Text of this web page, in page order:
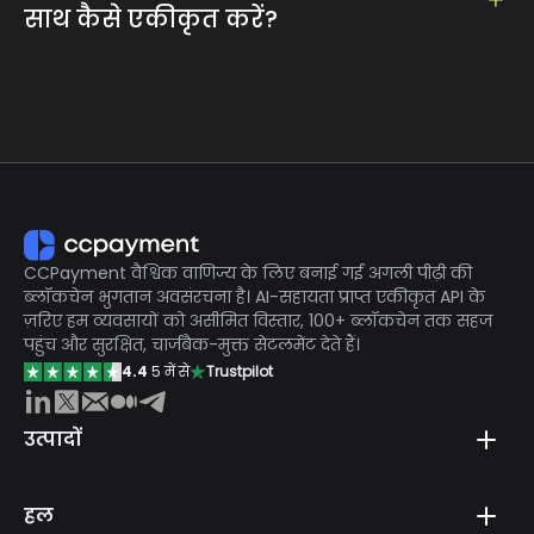
साथ कैसे एकीकृत करें?
https://ccpayment.com/api/doc/?en#introduction
करेंhttps://t.me/CCPaymentSupportBot
CCPayment वैश्विक वाणिज्य के लिए बनाई गई अगली पीढ़ी की
ब्लॉकचेन भुगतान अवसंरचना है। AI-सहायता प्राप्त एकीकृत API के
ज़रिए हम व्यवसायों को असीमित विस्तार, 100+ ब्लॉकचेन तक सहज
पहुंच और सुरक्षित, चार्जबैक-मुक्त सेटलमेंट देते हैं।
4.4 5 में से Trustpilot
उत्पादों
हल